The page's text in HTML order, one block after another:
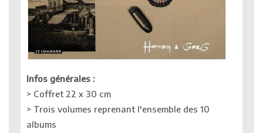
Infos générales :
> Coffret 22 x 30 cm
> Trois volumes reprenant l'ensemble des 10
albums